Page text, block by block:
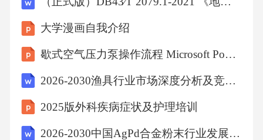
大学漫画自我介绍
歇式空气压力泵操作流程 Microsoft PowerPoint 演示
2026-2030渔具行业市场深度分析及竞争格局与投资价值研究报告
2025版外科疾病症状及护理培训
2026-2030中国AgPd合金粉末行业发展现状调查及前景需求预测研究报告